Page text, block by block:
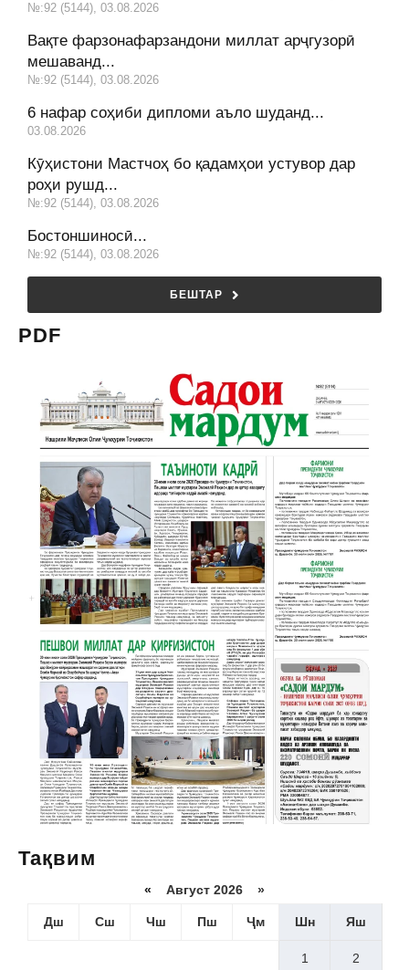
№:92 (5144), 03.08.2026
Вақте фарзонафарзандони миллат арҷгузорӣ
мешаванд...
№:92 (5144), 03.08.2026
6 нафар соҳиби дипломи аъло шуданд...
03.08.2026
Кӯҳистони Мастчоҳ бо қадамҳои устувор дар
роҳи рушд...
№:92 (5144), 03.08.2026
Бостоншиносӣ...
№:92 (5144), 03.08.2026
БЕШТАР
PDF
Тақвим
« Август 2026 »
Дш Сш Чш Пш Ҷм Шн Яш
1 2